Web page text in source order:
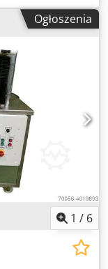
2 140
1 200 mm,
mm
ładunku:
Wandler M-
do pracy i w
Typ opon
przednich: 405/70
tylnych:
70 R20 Dkedpfx
3. zawór, światła
pełna
zewnętrzne,
Ogłoszenia
1 / 6